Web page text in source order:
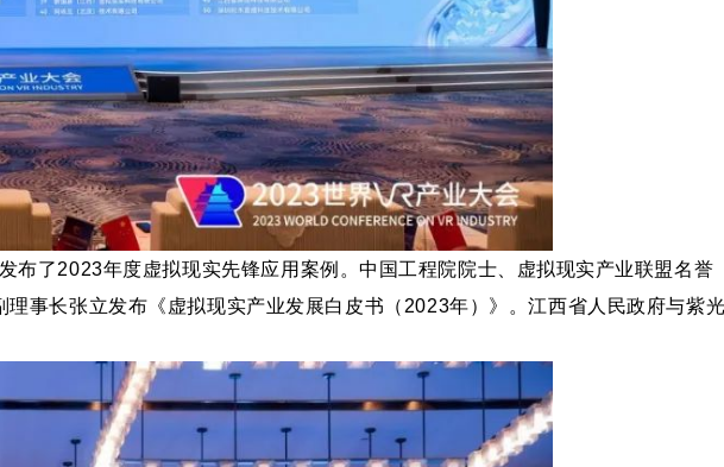
布了2023年度虚拟现实先锋应用案例。中国工程院院士、虚拟现实产业联盟名誉
事长张立发布《虚拟现实产业发展白皮书（2023年）》。江西省人民政府与紫